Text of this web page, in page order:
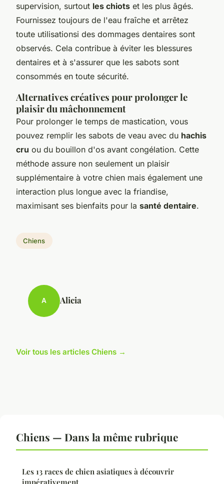
supervision, surtout les chiots et les plus âgés.
Fournissez toujours de l'eau fraîche et arrêtez
toute utilisationsi des dommages dentaires sont
observés. Cela contribue à éviter les blessures
dentaires et à s'assurer que les sabots sont
consommés en toute sécurité.
Alternatives créatives pour prolonger le
plaisir du mâchonnement
Pour prolonger le temps de mastication, vous
pouvez remplir les sabots de veau avec du hachis
cru ou du bouillon d'os avant congélation. Cette
méthode assure non seulement un plaisir
supplémentaire à votre chien mais également une
interaction plus longue avec la friandise,
maximisant ses bienfaits pour la santé dentaire.
Chiens
A Alicia
Voir tous les articles Chiens →
Chiens — Dans la même rubrique
Les 13 races de chien asiatiques à découvrir
impérativement